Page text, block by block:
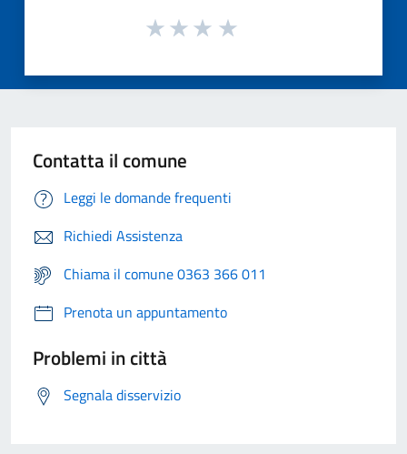
Contatta il comune
Leggi le domande frequenti
Richiedi Assistenza
Chiama il comune 0363 366 011
Prenota un appuntamento
Problemi in città
Segnala disservizio